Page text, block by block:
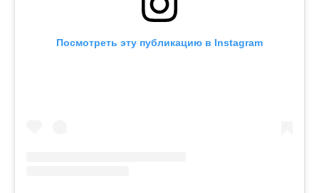
Посмотреть эту публикацию в Instagram